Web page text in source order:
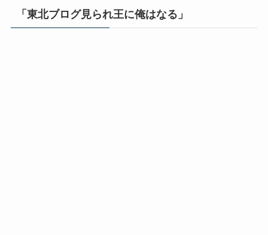
「東北ブログ見られ王に俺はなる」